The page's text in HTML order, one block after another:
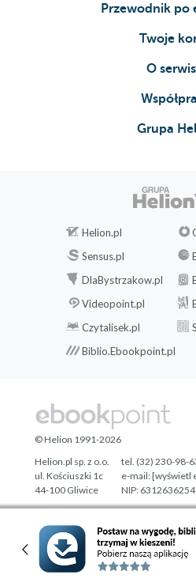
Przewodnik po
Twoje
O
Grupa
Helion.pl
Sensus.pl
DlaBystrzakow.pl
Videopoint.pl
Czytalisek.pl
Biblio.Ebookpoint.pl
Designed with ♥ byTonik.pl
© Helion 1991-2026
Helion.pl sp. z o.o.
ul. Kościuszki 1c
44-100 Gliwice
tel. (32) 230-98-
e-mail:[wyświetl
NIP: 6312636254
Regon:
Pełna wersja